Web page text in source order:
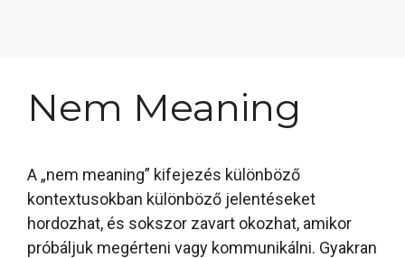
Nem Meaning
A „nem meaning” kifejezés különböző
kontextusokban különböző jelentéseket
hordozhat, és sokszor zavart okozhat, amikor
próbáljuk megérteni vagy kommunikálni. Gyakran